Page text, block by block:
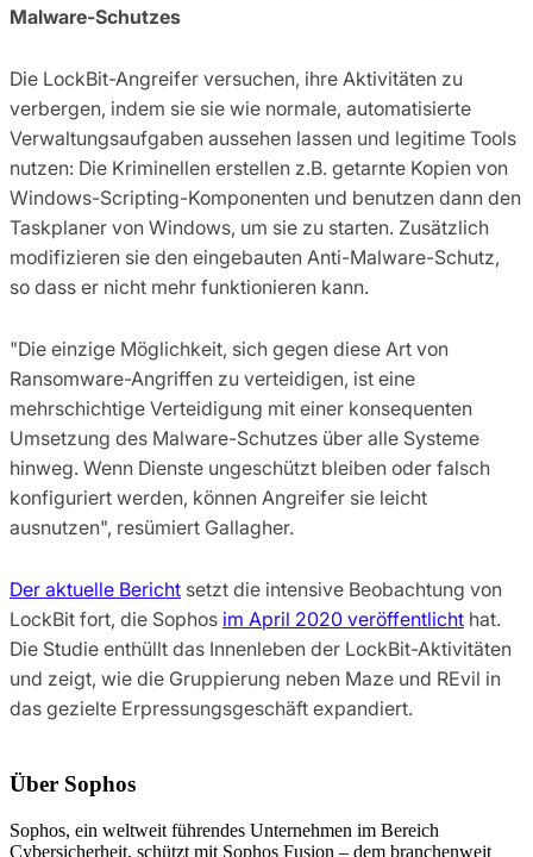
Malware-Schutzes
Die LockBit-Angreifer versuchen, ihre Aktivitäten zu
verbergen, indem sie sie wie normale, automatisierte
Verwaltungsaufgaben aussehen lassen und legitime Tools
nutzen: Die Kriminellen erstellen z.B. getarnte Kopien von
Windows-Scripting-Komponenten und benutzen dann den
Taskplaner von Windows, um sie zu starten. Zusätzlich
modifizieren sie den eingebauten Anti-Malware-Schutz,
so dass er nicht mehr funktionieren kann.
"Die einzige Möglichkeit, sich gegen diese Art von
Ransomware-Angriffen zu verteidigen, ist eine
mehrschichtige Verteidigung mit einer konsequenten
Umsetzung des Malware-Schutzes über alle Systeme
hinweg. Wenn Dienste ungeschützt bleiben oder falsch
konfiguriert werden, können Angreifer sie leicht
ausnutzen", resümiert Gallagher.
Der aktuelle Bericht setzt die intensive Beobachtung von
LockBit fort, die Sophos im April 2020 veröffentlicht hat.
Die Studie enthüllt das Innenleben der LockBit-Aktivitäten
und zeigt, wie die Gruppierung neben Maze und REvil in
das gezielte Erpressungsgeschäft expandiert.
Über Sophos
Sophos, ein weltweit führendes Unternehmen im Bereich
Cybersicherheit, schützt mit Sophos Fusion – dem branchenweit